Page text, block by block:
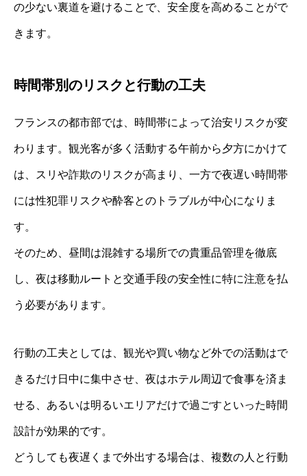
の少ない裏道を避けることで、安全度を高めることがで
きます。
時間帯別のリスクと行動の工夫
フランスの都市部では、時間帯によって治安リスクが変
わります。観光客が多く活動する午前から夕方にかけて
は、スリや詐欺のリスクが高まり、一方で夜遅い時間帯
には性犯罪リスクや酔客とのトラブルが中心になりま
す。
そのため、昼間は混雑する場所での貴重品管理を徹底
し、夜は移動ルートと交通手段の安全性に特に注意を払
う必要があります。
行動の工夫としては、観光や買い物など外での活動はで
きるだけ日中に集中させ、夜はホテル周辺で食事を済ま
せる、あるいは明るいエリアだけで過ごすといった時間
設計が効果的です。
どうしても夜遅くまで外出する場合は、複数の人と行動